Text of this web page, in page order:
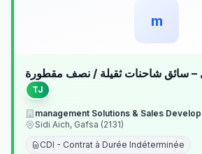
m
سائق شاحنات ثقيلة / نصف مقطورة
TJ
management Solutions & Sales
Sidi Aich, Gafsa (2131)
CDI - Contrat à Durée Indéterminée